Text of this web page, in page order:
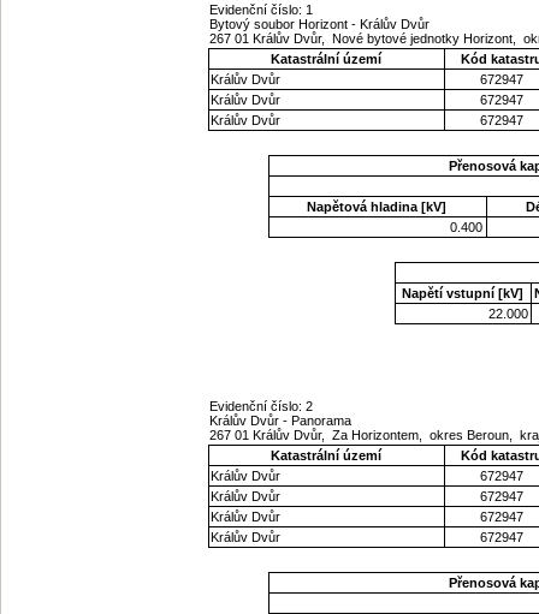
Evidenční číslo: 1
Bytový soubor Horizont - Králův Dvůr
267 01 Králův Dvůr, Nové bytové jednotky Horizont,
Katastrální území
Kód
Králův Dvůr
672947
Králův Dvůr
672947
Králův Dvůr
672947
Přenosová
Napětová hladina [kV]
0.400
Napětí vstupní [kV]
22.000
Evidenční číslo: 2
Králův Dvůr - Panorama
267 01 Králův Dvůr, Za Horizontem, okres Beroun,
Katastrální území
Kód
Králův Dvůr
672947
Králův Dvůr
672947
Králův Dvůr
672947
Králův Dvůr
672947
Přenosová